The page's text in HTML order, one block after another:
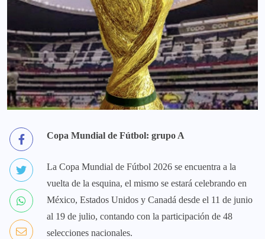
Copa Mundial de Fútbol: grupo A
La Copa Mundial de Fútbol 2026 se encuentra a la
vuelta de la esquina, el mismo se estará celebrando en
México, Estados Unidos y Canadá desde el 11 de junio
al 19 de julio, contando con la participación de 48
selecciones nacionales.